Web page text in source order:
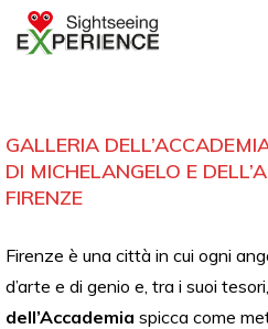
GALLERIA
DI MICHELANGELO E
FIRENZE
Firenze è una città in cui ogni
d’arte e di genio e, tra i suoi
dell’Accademia spicca come